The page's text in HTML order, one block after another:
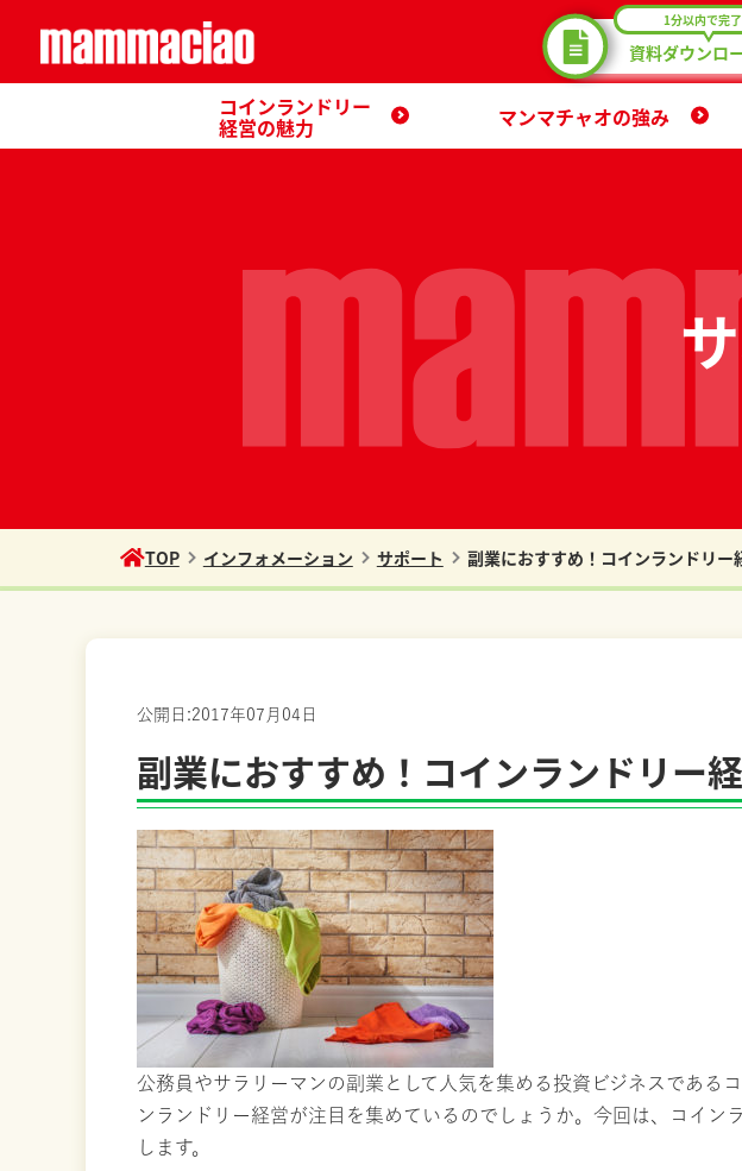
資料ダウンロ
1分以内で完了
コインランドリー
経営の魅力 マンマチャオの強み
TOP インフォメーション サポート 副業におすすめ！コインランドリー
公開日:2017年07月04日
副業におすすめ！コインランドリー
公務員やサラリーマンの副業として人気を集める投資ビジネスである
ンランドリー経営が注目を集めているのでしょうか。今回は、コイン
します。